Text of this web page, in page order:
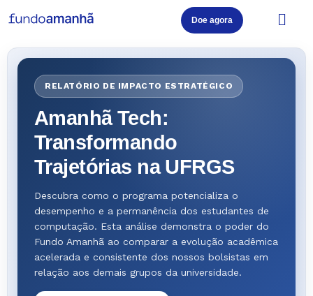
conteúdo
Doe agora
RELATÓRIO DE IMPACTO ESTRATÉGICO
Amanhã Tech:
Transformando
Trajetórias na UFRGS
Descubra como o programa potencializa o
desempenho e a permanência dos estudantes de
computação. Esta análise demonstra o poder do
Fundo Amanhã ao comparar a evolução acadêmica
acelerada e consistente dos nossos bolsistas em
relação aos demais grupos da universidade.